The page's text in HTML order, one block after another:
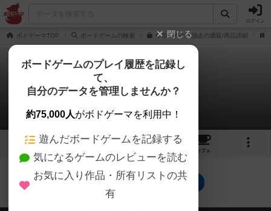
ログイン
ボドゲーマTOP ボードゲームの検索 午前１時の大脱走の通販/商品詳細
午前１時の大脱走
0件のルール/インスト
2 4
カフェ
午前１時の大脱走のトップに戻る
閉じる
ボードゲームのプレイ履歴を記録し
て、
自分のデータを管理しませんか？
約75,000人がボドゲーマを利用中！
遊んだボードゲームを記録する
気になるゲームのレビューを読む
お気に入り作品・所有リストの共
有